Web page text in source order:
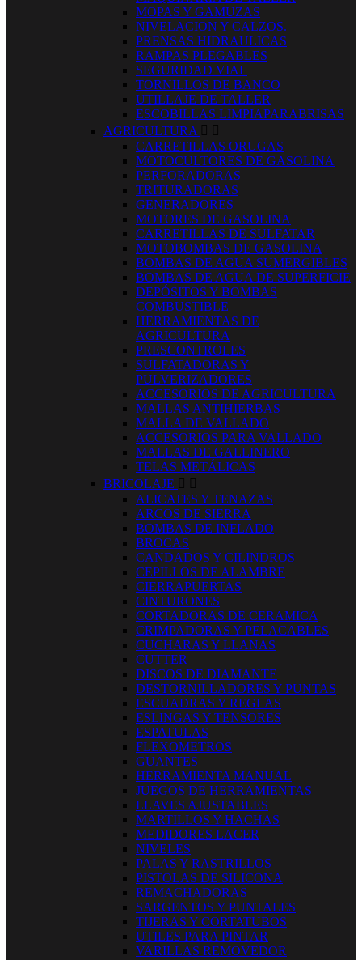
MOPAS Y GAMUZAS
NIVELACION Y CALZOS.
PRENSAS HIDRAULICAS
RAMPAS PLEGABLES
SEGURIDAD VIAL
TORNILLOS DE BANCO
UTILLAJE DE TALLER
ESCOBILLAS LIMPIAPARABRISAS
AGRICULTURA  
CARRETILLAS ORUGAS
MOTOCULTORES DE GASOLINA
PERFORADORAS
TRITURADORAS
GENERADORES
MOTORES DE GASOLINA
CARRETILLAS DE SULFATAR
MOTOBOMBAS DE GASOLINA
BOMBAS DE AGUA SUMERGIBLES
BOMBAS DE AGUA DE SUPERFICIE
DEPÓSITOS Y BOMBAS
COMBUSTIBLE
HERRAMIENTAS DE
AGRICULTURA
PRESCONTROLES
SULFATADORAS Y
PULVERIZADORES
ACCESORIOS DE AGRICULTURA
MALLAS ANTIHIERBAS
MALLA DE VALLADO
ACCESORIOS PARA VALLADO
MALLAS DE GALLINERO
TELAS METÁLICAS
BRICOLAJE  
ALICATES Y TENAZAS
ARCOS DE SIERRA
BOMBAS DE INFLADO
BROCAS
CANDADOS Y CILINDROS
CEPILLOS DE ALAMBRE
CIERRAPUERTAS
CINTURONES
CORTADORAS DE CERAMICA
CRIMPADORAS Y PELACABLES
CUCHARAS Y LLANAS
CUTTER
DISCOS DE DIAMANTE
DESTORNILLADORES Y PUNTAS
ESCUADRAS Y REGLAS
ESLINGAS Y TENSORES
ESPATULAS
FLEXOMETROS
GUANTES
HERRAMIENTA MANUAL
JUEGOS DE HERRAMIENTAS
LLAVES AJUSTABLES
MARTILLOS Y HACHAS
MEDIDORES LACER
NIVELES
PALAS Y RASTRILLOS
PISTOLAS DE SILICONA
REMACHADORAS
SARGENTOS Y PUNTALES
TIJERAS Y CORTATUBOS
UTILES PARA PINTAR
VARILLAS REMOVEDOR